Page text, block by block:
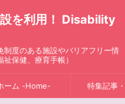
を利用！ Disability
度のある施設やバリアフリー情
保健、療育手帳）
ーム -Home- 特集記事